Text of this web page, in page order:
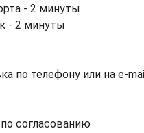
- 2 минуты
- 2 минуты
по телефону или на e-
согласованию